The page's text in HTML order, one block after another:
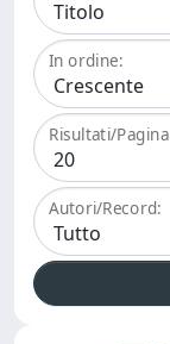
In ordine:
Risultati/Pagina
Autori/Record: